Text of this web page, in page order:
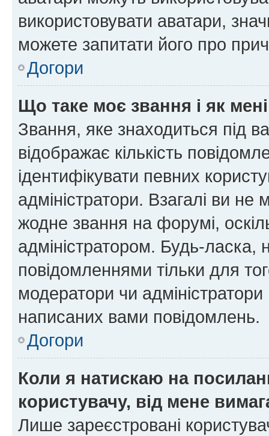
використовувати аватари,
можете запитати його про
Догори
Що таке моє звання і як
Звання, яке знаходиться під
відображає кількість
ідентифікувати певних
адміністратори. Взагалі ви
жодне звання на форумі,
адміністратором. Будь-
повідомленнями тільки для
модератори чи
написаних вами повідомлень.
Догори
Коли я натискаю на
користувачу, від мене
Лише зареєстровані